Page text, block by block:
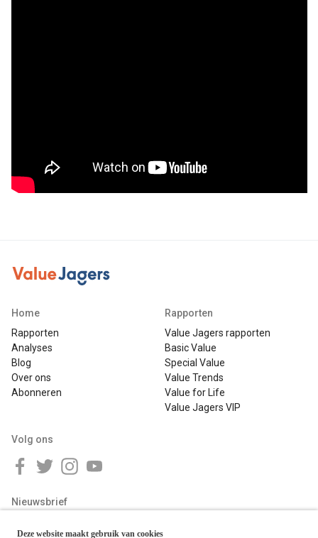
Home
Rapporten
Analyses
Blog
Over ons
Abonneren
Rapporten
Value Jagers rapporten
Basic Value
Special Value
Value Trends
Value for Life
Value Jagers VIP
Volg ons
Nieuwsbrief
Deze website maakt gebruik van cookies